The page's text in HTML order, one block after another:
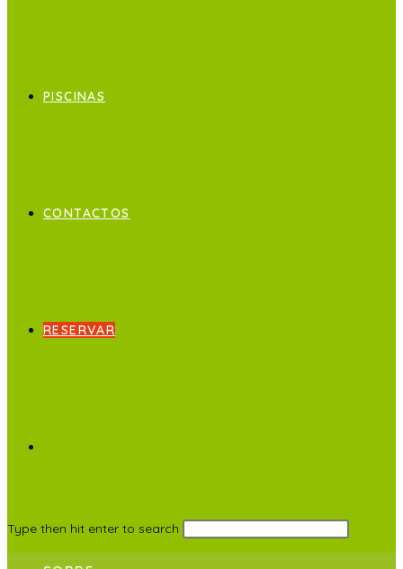
PISCINAS
CONTACTOS
RESERVAR
Type then hit enter to search